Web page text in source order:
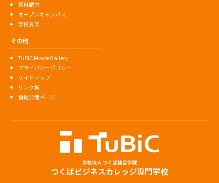
資料請求
オープンキャンパス
学校見学
その他
TuBiC Movie Gallery
プライバシーポリシー
サイトマップ
リンク集
情報公開ページ
学校法人 つくば総合学院
つくばビジネスカレッジ専門学校